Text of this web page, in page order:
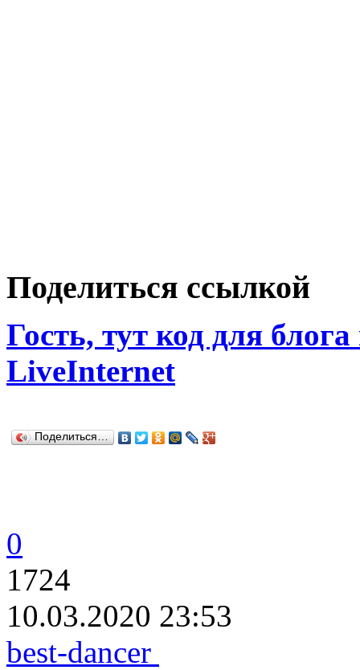
Поделиться ссылкой
Гость, тут код для
LiveInternet
Поделиться…
0
1724
10.03.2020 23:53
best-dancer